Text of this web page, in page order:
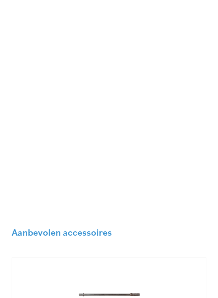
Aanbevolen accessoires